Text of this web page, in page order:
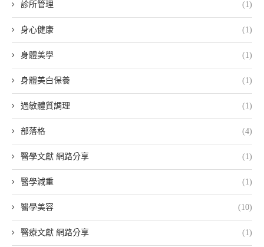
診所管理 (1)
身心健康 (1)
身體美學 (1)
身體美白保養 (1)
過敏體質調理 (1)
部落格 (4)
醫學文獻 網路分享 (1)
醫學減重 (1)
醫學美容 (10)
醫療文獻 網路分享 (1)